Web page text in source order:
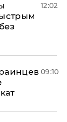
12:02
09:10